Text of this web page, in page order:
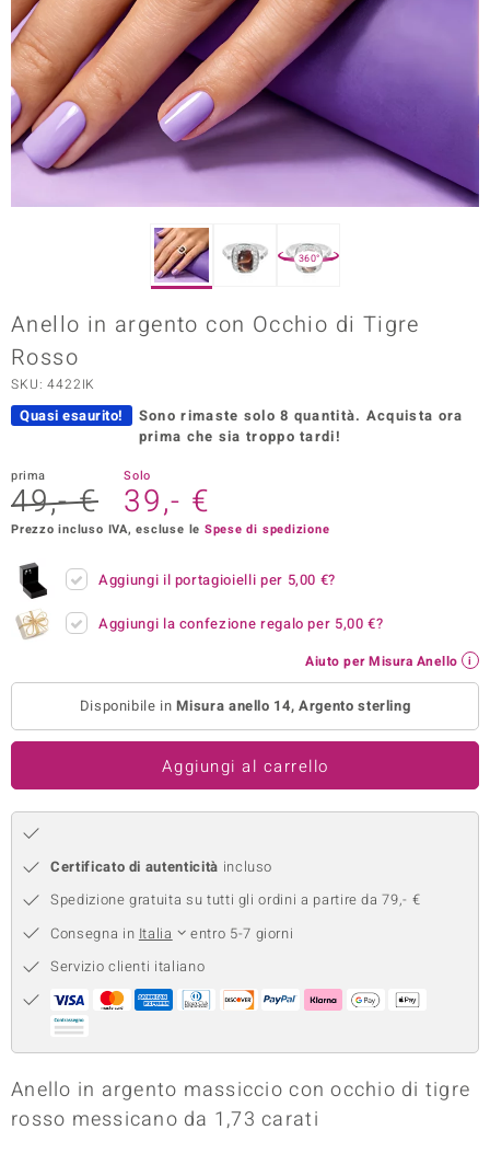
Designs
SELECTION
del Boss
by de Melo
Classics
360°
Anello in argento con Occhio di Tigre
Rosso
SKU: 4422IK
Quasi esaurito! Sono rimaste solo 8 quantità. Acquista ora
prima che sia troppo tardi!
prima
49,- €
Solo
39,- €
Prezzo incluso IVA, escluse le Spese di spedizione
Aggiungi il portagioielli per 5,00 €?
Aggiungi la confezione regalo per 5,00 €?
Aiuto per Misura Anello
Disponibile inMisura anello 14, Argento sterling
Aggiungi al carrello
Certificato di autenticità incluso
Spedizione gratuita su tutti gli ordini a partire da 79,- €
Consegna in Italia
entro 5-7 giorni
Servizio clienti italiano
Anello in argento massiccio con occhio di tigre
rosso messicano da 1,73 carati